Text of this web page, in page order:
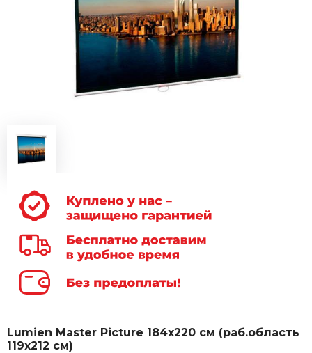
Lumien Master Picture 184х220 см (раб.область
119х212 см)